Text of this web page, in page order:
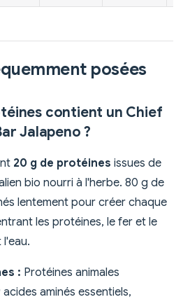
posées
contient un Chief
Jalapeno ?
20 g de protéines issues de
bio nourri à l'herbe. 80 g de
lentement pour créer chaque
les protéines, le fer et le
l'eau.
: Protéines animales
aminés essentiels,